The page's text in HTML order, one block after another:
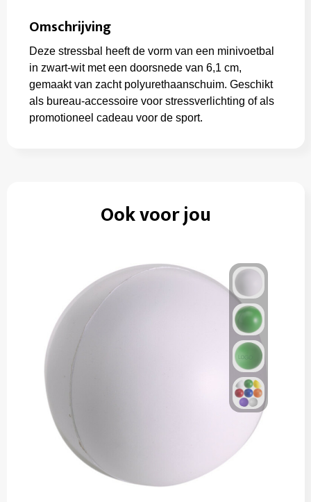
Omschrijving
Deze stressbal heeft de vorm van een minivoetbal
in zwart-wit met een doorsnede van 6,1 cm,
gemaakt van zacht polyurethaanschuim. Geschikt
als bureau-accessoire voor stressverlichting of als
promotioneel cadeau voor de sport.
Ook voor jou